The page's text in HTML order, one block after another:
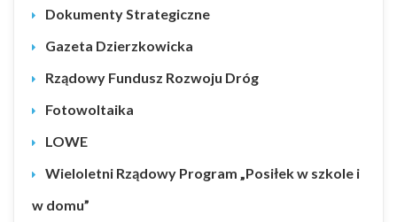
Dokumenty Strategiczne
Gazeta Dzierzkowicka
Rządowy Fundusz Rozwoju Dróg
Fotowoltaika
LOWE
Wieloletni Rządowy Program „Posiłek w szkole i
w domu”